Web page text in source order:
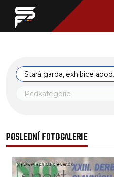
Stará garda, exhibice apod.
Podkategorie
POSLEDNÍ FOTOGALERIE